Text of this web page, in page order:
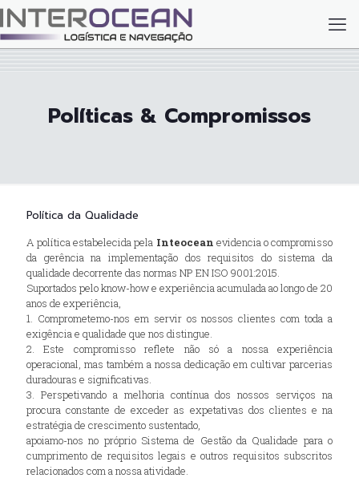
Políticas & Compromissos
Política da Qualidade
A política estabelecida pela Inteocean evidencia o compromisso
da gerência na implementação dos requisitos do sistema da
qualidade decorrente das normas NP EN ISO 9001:2015.
Suportados pelo know-how e experiência acumulada ao longo de 20
anos de experiência,
1. Comprometemo-nos em servir os nossos clientes com toda a
exigência e qualidade que nos distingue.
2. Este compromisso reflete não só a nossa experiência
operacional, mas também a nossa dedicação em cultivar parcerias
duradouras e significativas.
3. Perspetivando a melhoria contínua dos nossos serviços na
procura constante de exceder as expetativas dos clientes e na
estratégia de crescimento sustentado,
apoiamo-nos no próprio Sistema de Gestão da Qualidade para o
cumprimento de requisitos legais e outros requisitos subscritos
relacionados com a nossa atividade.